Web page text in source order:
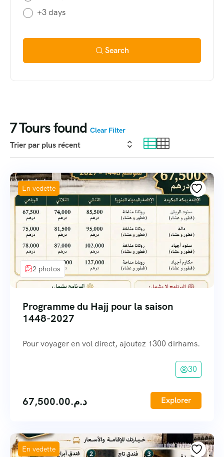
7Tours found Clear Filter
En vedette
2 photos
Programme du Hajj pour la saison
1448-2027
Pour voyager en vol direct, ajoutez 1300 dirhams.
30
د.م.67,500.00 Explorer
En vedette
+3 days
Search